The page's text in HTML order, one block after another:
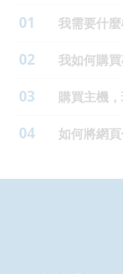
01 我需要什
02 我如何購
03 購買主機
04 如何將網